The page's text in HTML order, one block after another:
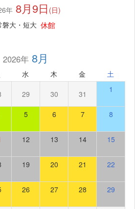
年 8月9日 (日)
磐大・短大 休館
2026年8月
水 木 金 土
29 30 31 1
5 6 7 8
12 13 14 15
19 20 21 22
26 27 28 29